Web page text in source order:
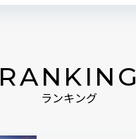
RANKING
ランキング